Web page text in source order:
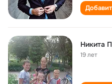
Никита
19 лет